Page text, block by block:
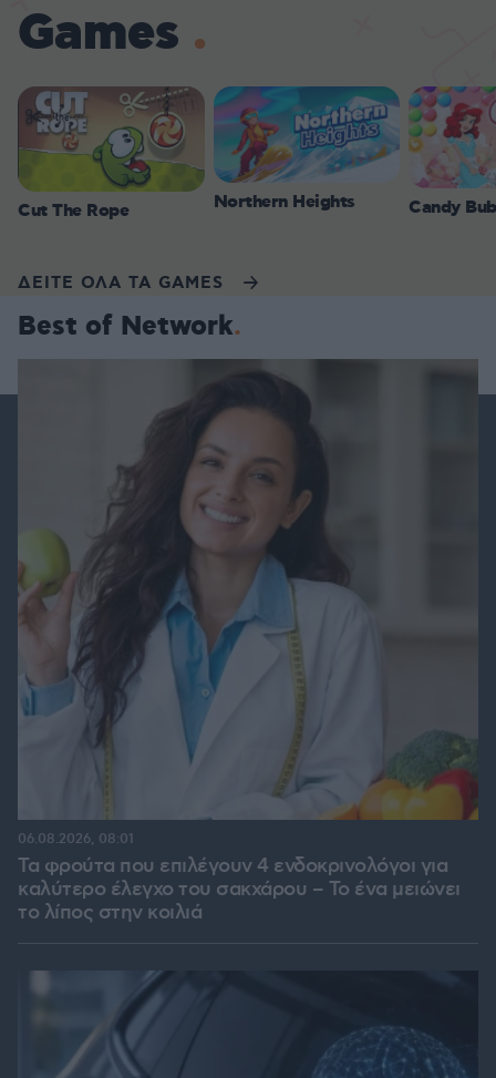
Games
Cut The Rope Northern Heights Candy
ΔΕΙΤΕ ΟΛΑ ΤΑ GAMES
Best of Network
Τα φρούτα που επιλέγουν 4 ενδοκρινολόγοι για
καλύτερο έλεγχο του σακχάρου – Το ένα μειώνει
το λίπος στην κοιλιά
06.08.2026, 08:01